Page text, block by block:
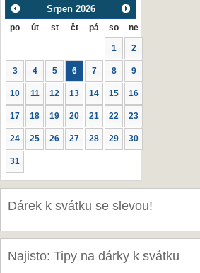
Srpen 2026
po út st čt pá so ne
1 2
3 4 5 6 7 8 9
10 11 12 13 14 15 16
17 18 19 20 21 22 23
24 25 26 27 28 29 30
31
Dárek k svátku se slevou!
Najisto: Tipy na dárky k svátku